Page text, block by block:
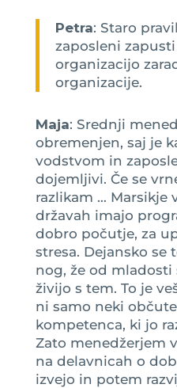
Petra: Staro
zaposleni
organizacijo
organizacije.
Maja: Srednji
obremenjen, saj je
vodstvom in
dojemljivi. Če se
razlikam … Marsikje
državah imajo
dobro počutje, za
stresa. Dejansko se
nog, že od mladosti
živijo s tem. To je
ni samo neki
kompetenca, ki jo
Zato menedžerjem
na delavnicah o
izvejo in potem